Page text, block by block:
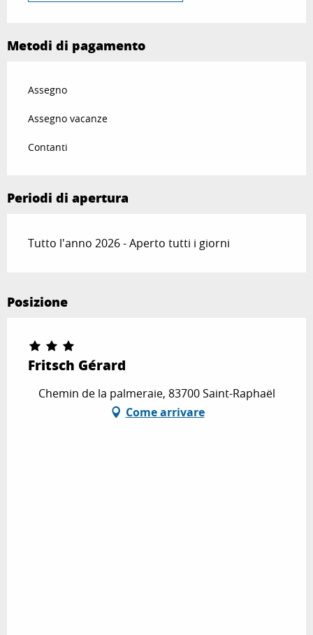
Metodi di pagamento
Assegno
Assegno vacanze
Contanti
Periodi di apertura
Tutto l'anno 2026 - Aperto tutti i giorni
Posizione
Fritsch Gérard
Chemin de la palmeraie, 83700 Saint-Raphaël
Come arrivare